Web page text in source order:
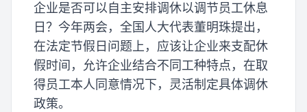
企业是否可以自主安排调休以调节员工休息
日？今年两会，全国人大代表董明珠提出，
在法定节假日问题上，应该让企业来支配休
假时间，允许企业结合不同工种特点，在取
得员工本人同意情况下，灵活制定具体调休
政策。